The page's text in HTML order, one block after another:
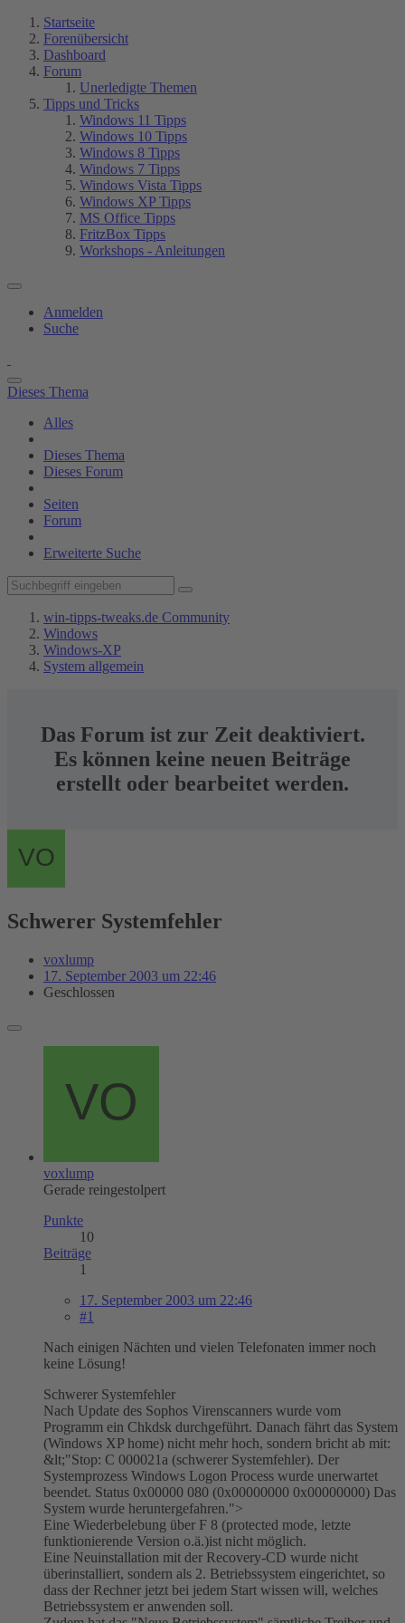
Startseite
Forenübersicht
Dashboard
Forum
Unerledigte Themen
Tipps und Tricks
Windows 11 Tipps
Windows 10 Tipps
Windows 8 Tipps
Windows 7 Tipps
Windows Vista Tipps
Windows XP Tipps
MS Office Tipps
FritzBox Tipps
Workshops - Anleitungen
Anmelden
Suche
Dieses Thema
Alles
Dieses Thema
Dieses Forum
Seiten
Forum
Erweiterte Suche
win-tipps-tweaks.de Community
Windows
Windows-XP
System allgemein
Das Forum ist zur Zeit deaktiviert.
Es können keine neuen Beiträge
erstellt oder bearbeitet werden.
Schwerer Systemfehler
voxlump
17. September 2003 um 22:46
Geschlossen
voxlump
Gerade reingestolpert
Punkte
10
Beiträge
1
17. September 2003 um 22:46
#1
Nach einigen Nächten und vielen Telefonaten immer noch
keine Lösung!
Schwerer Systemfehler
Nach Update des Sophos Virenscanners wurde vom
Programm ein Chkdsk durchgeführt. Danach fährt das System
(Windows XP home) nicht mehr hoch, sondern bricht ab mit:
&lt;"Stop: C 000021a (schwerer Systemfehler). Der
Systemprozess Windows Logon Process wurde unerwartet
beendet. Status 0x00000 080 (0x00000000 0x00000000) Das
System wurde heruntergefahren.">
Eine Wiederbelebung über F 8 (protected mode, letzte
funktionierende Version o.ä.)ist nicht möglich.
Eine Neuinstallation mit der Recovery-CD wurde nicht
überinstalliert, sondern als 2. Betriebssystem eingerichtet, so
dass der Rechner jetzt bei jedem Start wissen will, welches
Betriebssystem er anwenden soll.